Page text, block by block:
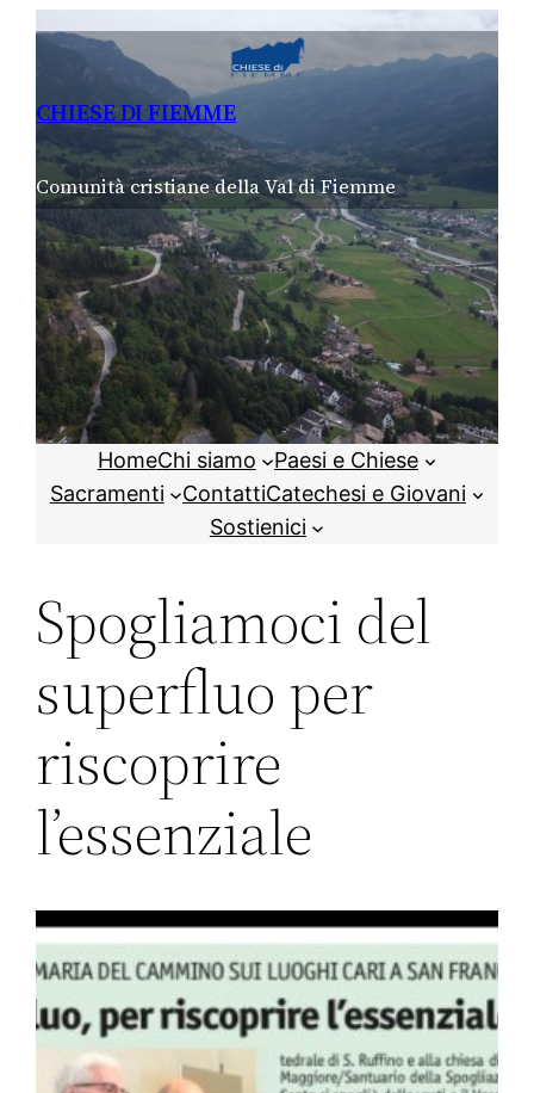
CHIESE DI FIEMME
Comunità cristiane della Val di Fiemme
HomeChi siamo
Paesi e Chiese
Sacramenti
ContattiCatechesi e Giovani
Sostienici
Spogliamoci del
superfluo per
riscoprire
l’essenziale